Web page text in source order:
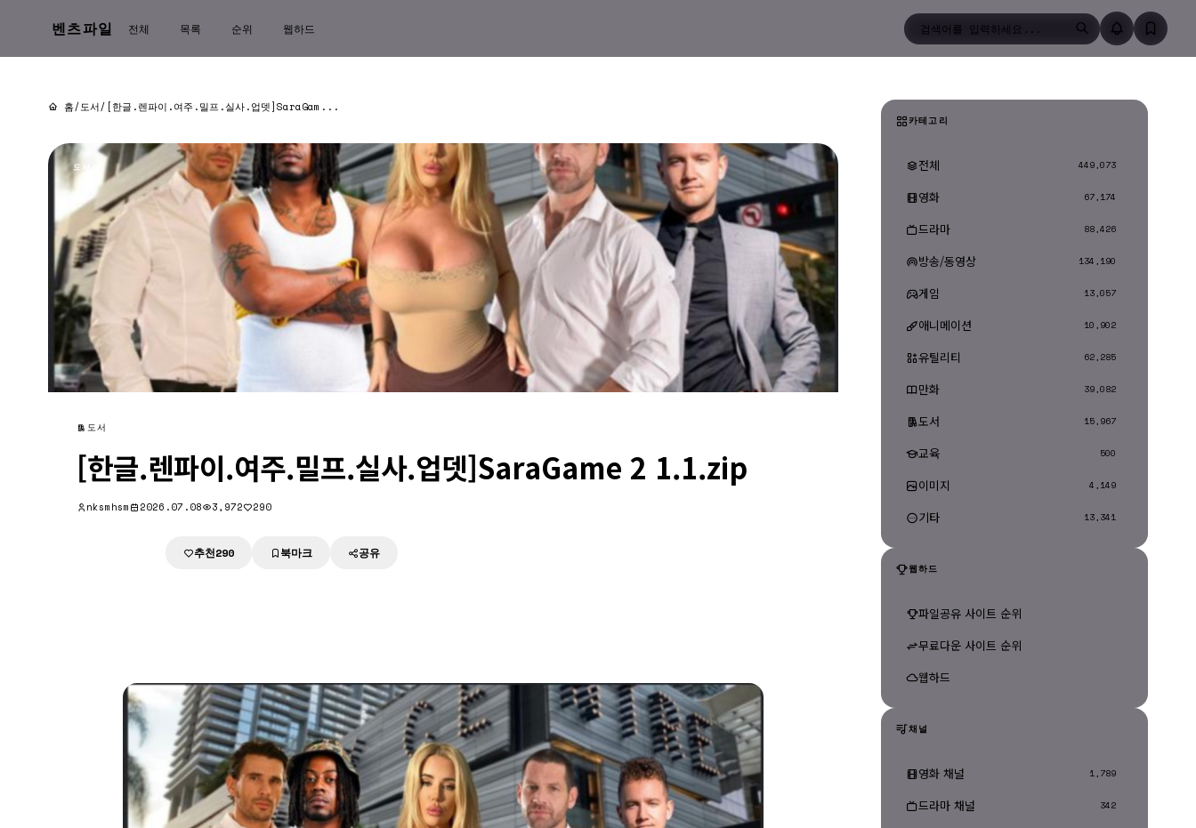
벤츠파일 전체 목록 순위 웹하드 검색
홈/도서/ [한글.렌파이.여주.밀프.실사.업뎃]SaraGam...
도서
도서
[한글.렌파이.여주.밀프.실사.업뎃]SaraGame 2 1.1.zip
nksmhsm 2026.07.08 3,972 290
추천290 북마크 공유
카테고리
전체 449,073
영화 67,174
드라마 88,426
방송/동영상 134,190
게임 13,057
애니메이션 10,902
유틸리티 62,285
만화 39,082
도서 15,967
교육 500
이미지 4,149
기타 13,341
웹하드
파일공유 사이트 순위
무료다운 사이트 순위
웹하드
채널
영화 채널 1,789
드라마 채널 342